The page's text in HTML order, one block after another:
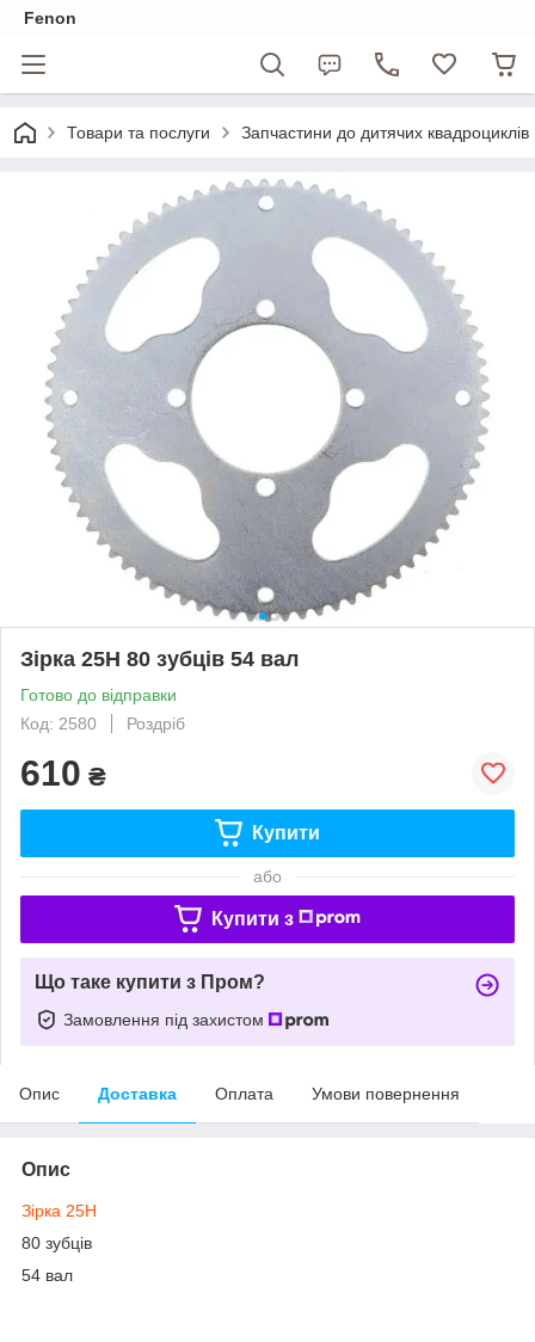
Fenon
Товари та послуги Запчастини до дитячих квадроциклів
Зірка 25H 80 зубців 54 вал
Готово до відправки
Код: 2580
Роздріб
610 ₴
Купити
або
Купити з
Що таке купити з Пром?
Замовлення під захистом
Опис Доставка Оплата Умови повернення
Опис
Зірка 25H
80 зубців
54 вал